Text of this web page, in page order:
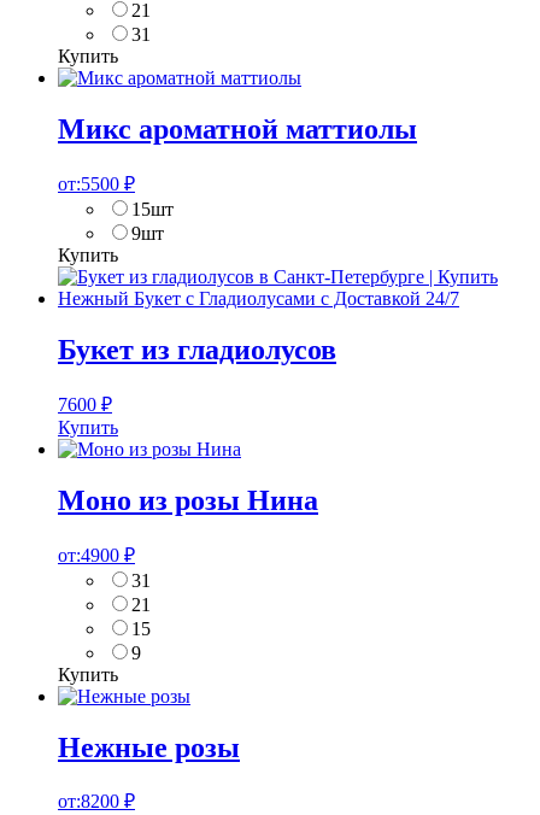
21
31
Купить
Микс ароматной маттиолы
от:5500 ₽
15шт
9шт
Купить
Букет из гладиолусов
7600 ₽
Купить
Моно из розы Нина
от:4900 ₽
31
21
15
9
Купить
Нежные розы
от:8200 ₽